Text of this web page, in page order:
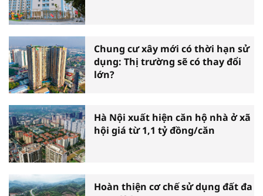
Chung cư xây mới có thời hạn sử
dụng: Thị trường sẽ có thay đổi
lớn?
Hà Nội xuất hiện căn hộ nhà ở xã
hội giá từ 1,1 tỷ đồng/căn
Hoàn thiện cơ chế sử dụng đất đa